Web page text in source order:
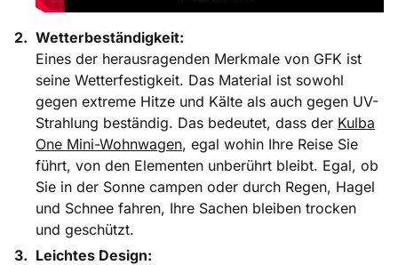
Wetterbeständigkeit:
Eines der herausragenden Merkmale von GFK ist
seine Wetterfestigkeit. Das Material ist sowohl
gegen extreme Hitze und Kälte als auch gegen UV-
Strahlung beständig. Das bedeutet, dass der Kulba
One Mini-Wohnwagen, egal wohin Ihre Reise Sie
führt, von den Elementen unberührt bleibt. Egal, ob
Sie in der Sonne campen oder durch Regen, Hagel
und Schnee fahren, Ihre Sachen bleiben trocken
und geschützt.
Leichtes Design: